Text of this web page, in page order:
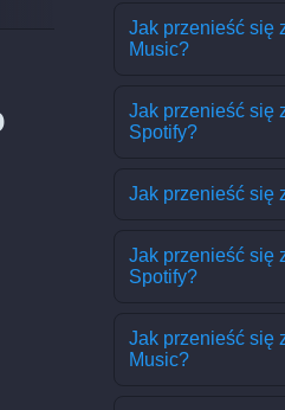
Jak przenieść się
Music?
Jak przenieść się
Spotify?
Jak przenieść się
Jak przenieść się
Spotify?
Jak przenieść się
Music?